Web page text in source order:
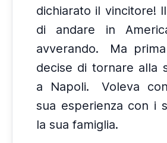
dichiarato il vincitore!
di andare in
avverando.
Ma
decise di tornare alla
a Napoli.
Voleva
sua esperienza con i
la sua famiglia.